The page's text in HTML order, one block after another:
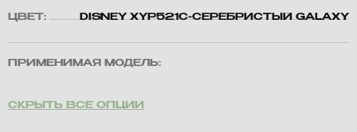
ЦВЕТ: DISNEY XYP521C-СЕРЕБРИСТЫЙ GALAXY
ПРИМЕНИМАЯ МОДЕЛЬ:
СКРЫТЬ ВСЕ ОПЦИИ